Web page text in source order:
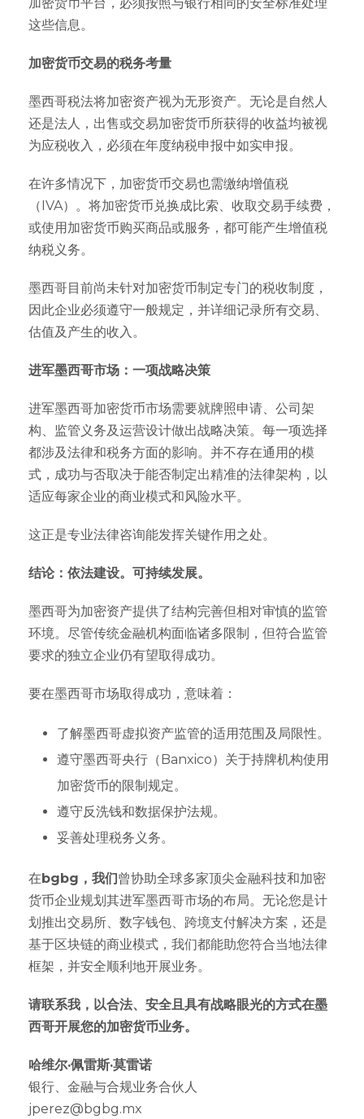
这些信息。
加密货币交易的税务考量
墨西哥税法将加密资产视为无形资产。无论是自然人
还是法人，出售或交易加密货币所获得的收益均被视
为应税收入，必须在年度纳税申报中如实申报。
在许多情况下，加密货币交易也需缴纳增值税
（IVA）。将加密货币兑换成比索、收取交易手续费，
或使用加密货币购买商品或服务，都可能产生增值税
纳税义务。
墨西哥目前尚未针对加密货币制定专门的税收制度，
因此企业必须遵守一般规定，并详细记录所有交易、
估值及产生的收入。
进军墨西哥市场：一项战略决策
进军墨西哥加密货币市场需要就牌照申请、公司架
构、监管义务及运营设计做出战略决策。每一项选择
都涉及法律和税务方面的影响。并不存在通用的模
式，成功与否取决于能否制定出精准的法律架构，以
适应每家企业的商业模式和风险水平。
这正是专业法律咨询能发挥关键作用之处。
结论：依法建设。可持续发展。
墨西哥为加密资产提供了结构完善但相对审慎的监管
环境。尽管传统金融机构面临诸多限制，但符合监管
要求的独立企业仍有望取得成功。
要在墨西哥市场取得成功，意味着：
了解墨西哥虚拟资产监管的适用范围及局限性。
遵守墨西哥央行（Banxico）关于持牌机构使用
加密货币的限制规定。
遵守反洗钱和数据保护法规。
妥善处理税务义务。
在 bgbg，我们曾协助全球多家顶尖金融科技和加密
货币企业规划其进军墨西哥市场的布局。无论您是计
划推出交易所、数字钱包、跨境支付解决方案，还是
基于区块链的商业模式，我们都能助您符合当地法律
框架，并安全顺利地开展业务。
请联系我，以合法、安全且具有战略眼光的方式在墨
西哥开展您的加密货币业务。
哈维尔·佩雷斯·莫雷诺
银行、金融与合规业务合伙人
jperez@bgbg.mx